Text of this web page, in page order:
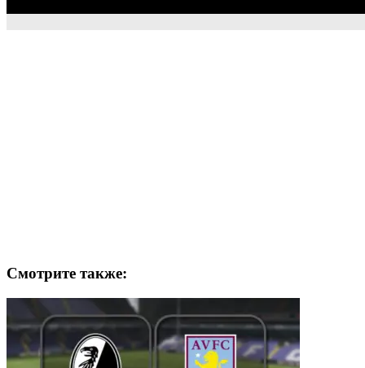
Смотрите также: